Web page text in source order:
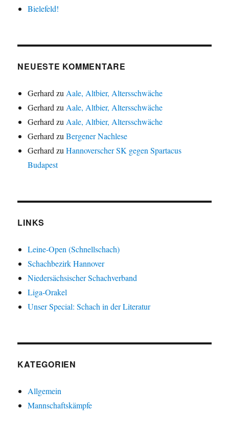
Bielefeld!
NEUESTE KOMMENTARE
Gerhard zu Aale, Altbier, Altersschwäche
Gerhard zu Aale, Altbier, Altersschwäche
Gerhard zu Aale, Altbier, Altersschwäche
Gerhard zuBergener Nachlese
Gerhard zuHannoverscher SK gegen Spartacus
Budapest
LINKS
Leine-Open (Schnellschach)
Schachbezirk Hannover
Niedersächsischer Schachverband
Liga-Orakel
Unser Special: Schach in der Literatur
KATEGORIEN
Allgemein
Mannschaftskämpfe